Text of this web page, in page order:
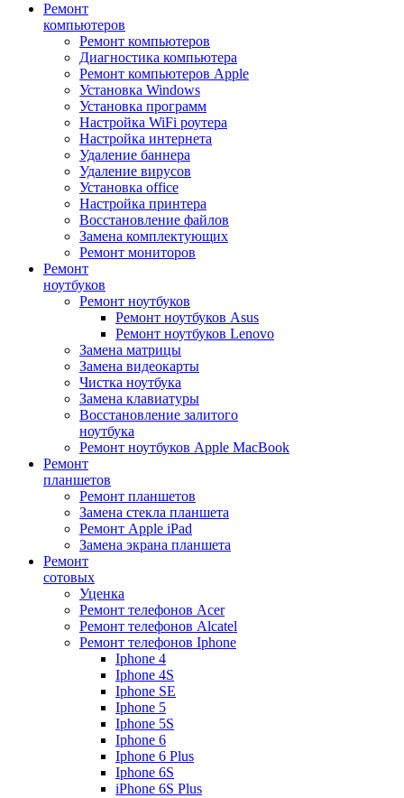
Ремонт
компьютеров
Ремонт компьютеров
Диагностика компьютера
Ремонт компьютеров Apple
Установка Windows
Установка программ
Настройка WiFi роутера
Настройка интернета
Удаление баннера
Удаление вирусов
Установка office
Настройка принтера
Восстановление файлов
Замена комплектующих
Ремонт мониторов
Ремонт
ноутбуков
Ремонт ноутбуков
Ремонт ноутбуков Asus
Ремонт ноутбуков Lenovo
Замена матрицы
Замена видеокарты
Чистка ноутбука
Замена клавиатуры
Восстановление залитого
ноутбука
Ремонт ноутбуков Apple MacBook
Ремонт
планшетов
Ремонт планшетов
Замена стекла планшета
Ремонт Apple iPad
Замена экрана планшета
Ремонт
сотовых
Уценка
Ремонт телефонов Acer
Ремонт телефонов Alcatel
Ремонт телефонов Iphone
Iphone 4
Iphone 4S
Iphone SE
Iphone 5
Iphone 5S
Iphone 6
Iphone 6 Plus
Iphone 6S
iPhone 6S Plus